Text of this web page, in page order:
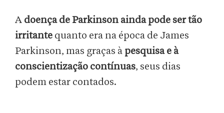
A doença de Parkinson ainda pode ser tão
irritante quanto era na época de James
Parkinson, mas graças à pesquisa e à
conscientização contínuas, seus dias
podem estar contados.